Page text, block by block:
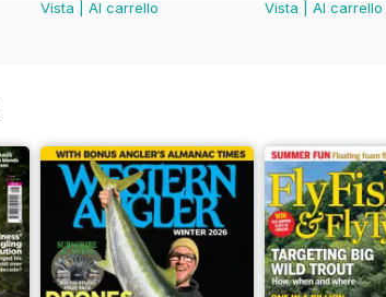
Vista
Al carrello
Vista
Al carrello